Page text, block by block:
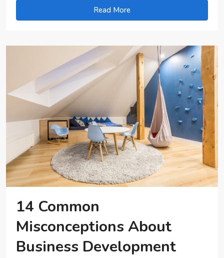
Read More
14 Common
Misconceptions About
Business Development